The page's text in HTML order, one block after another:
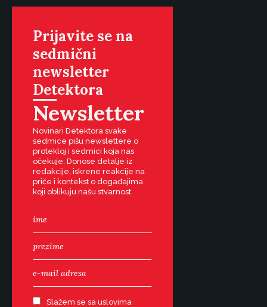
Prijavite se na
sedmični
newsletter
Detektora
Newsletter
Novinari Detektora svake
sedmice pišu newslettere o
protekloj i sedmici koja nas
očekuje. Donose detalje iz
redakcije, iskrene reakcije na
priče i kontekst o događajima
koji oblikuju našu stvarnost.
Slažem se sa uslovima